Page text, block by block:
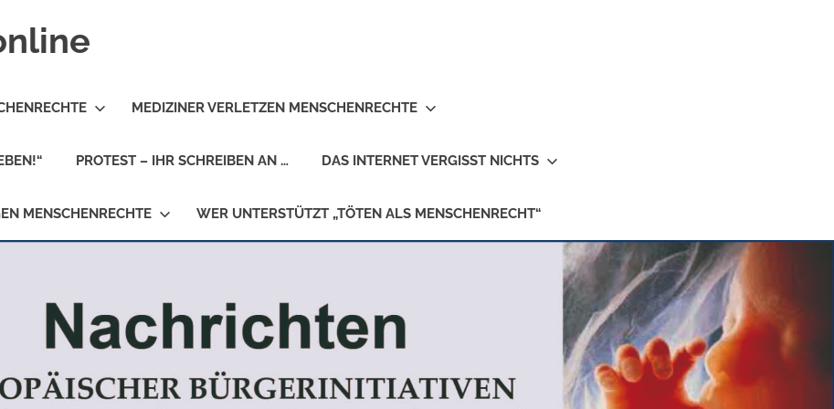
MEDIZINER VERLETZEN MENSCHENRECHTE
PROTEST – IHR SCHREIBEN AN … DAS INTERNET VERGISST NICHTS
MENSCHENRECHTE WER UNTERSTÜTZT „TÖTEN ALS MENSCHENRECHT“